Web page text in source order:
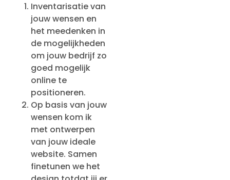
Inventarisatie van
jouw wensen en
het meedenken in
de mogelijkheden
om jouw bedrijf zo
goed mogelijk
online te
positioneren.
Op basis van jouw
wensen kom ik
met ontwerpen
van jouw ideale
website. Samen
finetunen we het